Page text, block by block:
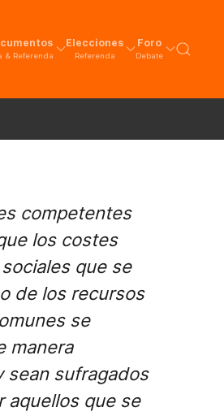
& Referenda
Elecciones
Referenda
Foro
Debate
competentes
los costes
que se
de los recursos
se
manera
sean sufragados
aquellos que se